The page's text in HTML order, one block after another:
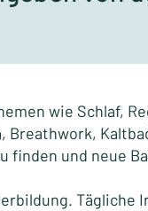
wie Schlaf,
Breathwork,
und neue
Tägliche